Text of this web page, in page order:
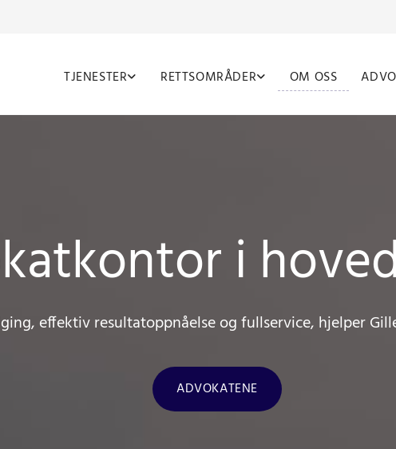
TJENESTER RETTSOMRÅDER OM OSS
i
effektiv resultatoppnåelse og fullservice, hjelper
ADVOKATENE